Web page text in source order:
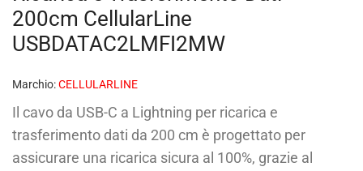
200cm CellularLine
USBDATAC2LMFI2MW
Marchio:CELLULARLINE
Il cavo da USB-C a Lightning per ricarica e
trasferimento dati da 200 cm è progettato per
assicurare una ricarica sicura al 100%, grazie al